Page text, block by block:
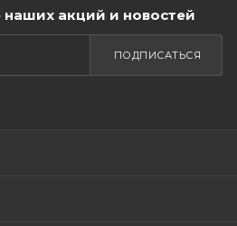
наших акций и новостей
ПОДПИСАТЬСЯ